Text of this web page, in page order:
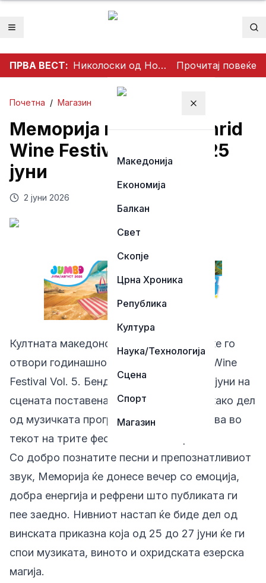
Отвори мени
ПРВА ВЕСТ: Николоски од Ново Село: Продолжуваме со проекти што носат развој и подобар живот за граѓаните Прочитај повеќе
Затвори мени
Македонија
Економија
Балкан
Свет
Скопје
Црна Хроника
Република
Култура
Наука/Технологија
Сцена
Спорт
Магазин
Почетна / Магазин
Меморија го отвора Ohrid
Wine Festival Vol. 5 на 25
јуни
2 јуни 2026
Култната македонска група Меморија ќе го
отвори годинашното издание на Ohrid Wine
Festival Vol. 5. Бендот ќе настапи на 25 јуни на
сцената поставена на охридскиот кеј, како дел
од музичката програма што ќе се одвива во
текот на трите фестивалски вечери.
Со добро познатите песни и препознатливиот
звук, Меморија ќе донесе вечер со емоција,
добра енергија и рефрени што публиката ги
пее заедно. Нивниот настап ќе биде дел од
винската приказна која од 25 до 27 јуни ќе ги
спои музиката, виното и охридската езерска
магија.